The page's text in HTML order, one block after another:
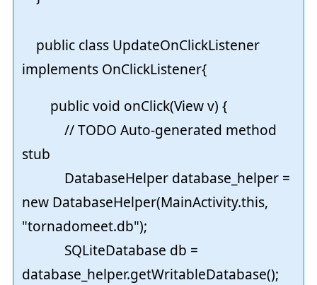
public class UpdateOnClickListener
implements OnClickListener{
public void onClick(View v) {
// TODO Auto-generated method
stub
DatabaseHelper database_helper =
new DatabaseHelper(MainActivity.this,
"tornadomeet.db");
SQLiteDatabase db =
database_helper.getWritableDatabase();